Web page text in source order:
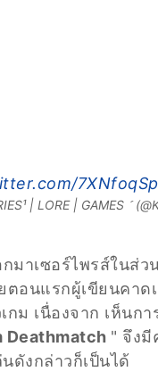
| LORE | GAMES 
มาเซอร์ไพรส์ในส่
ตอนแรกผู้เขียนคาด
กม เนื่องจาก เห็นกา
Deathmatch " จึงมี
ดังกล่าวก็เป็นได้